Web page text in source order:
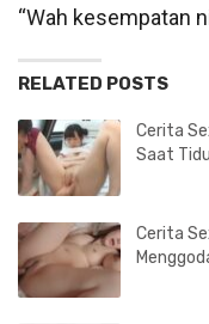
“Wah kesempatan
RELATED POSTS
Cerita
Saat
Cerita